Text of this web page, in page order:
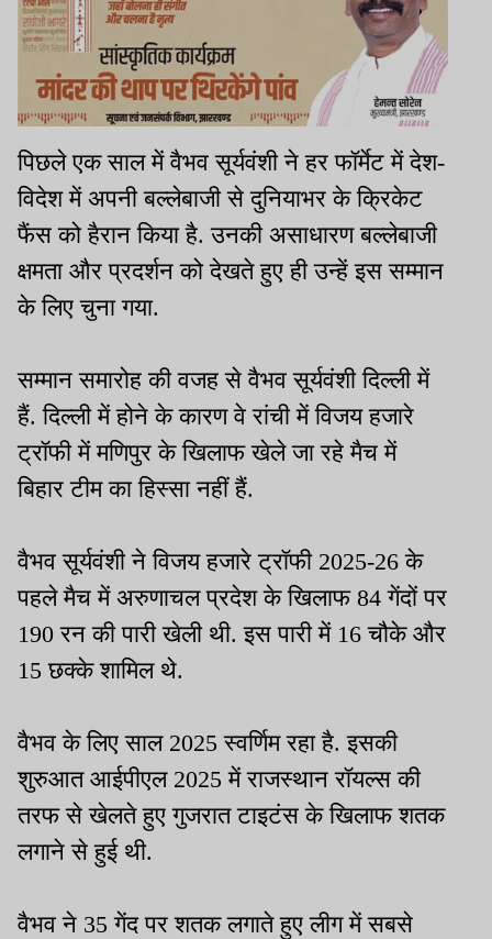
पिछले एक साल में वैभव सूर्यवंशी ने हर फॉर्मेट में देश-
विदेश में अपनी बल्लेबाजी से दुनियाभर के क्रिकेट
फैंस को हैरान किया है. उनकी असाधारण बल्लेबाजी
क्षमता और प्रदर्शन को देखते हुए ही उन्हें इस सम्मान
के लिए चुना गया.
सम्मान समारोह की वजह से वैभव सूर्यवंशी दिल्ली में
हैं. दिल्ली में होने के कारण वे रांची में विजय हजारे
ट्रॉफी में मणिपुर के खिलाफ खेले जा रहे मैच में
बिहार टीम का हिस्सा नहीं हैं.
वैभव सूर्यवंशी ने विजय हजारे ट्रॉफी 2025-26 के
पहले मैच में अरुणाचल प्रदेश के खिलाफ 84 गेंदों पर
190 रन की पारी खेली थी. इस पारी में 16 चौके और
15 छक्के शामिल थे.
वैभव के लिए साल 2025 स्वर्णिम रहा है. इसकी
शुरुआत आईपीएल 2025 में राजस्थान रॉयल्स की
तरफ से खेलते हुए गुजरात टाइटंस के खिलाफ शतक
लगाने से हुई थी.
वैभव ने 35 गेंद पर शतक लगाते हुए लीग में सबसे